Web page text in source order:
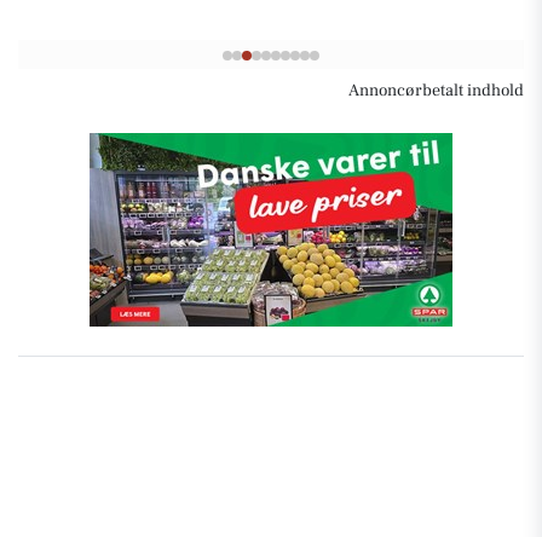
Annoncørbetalt indhold